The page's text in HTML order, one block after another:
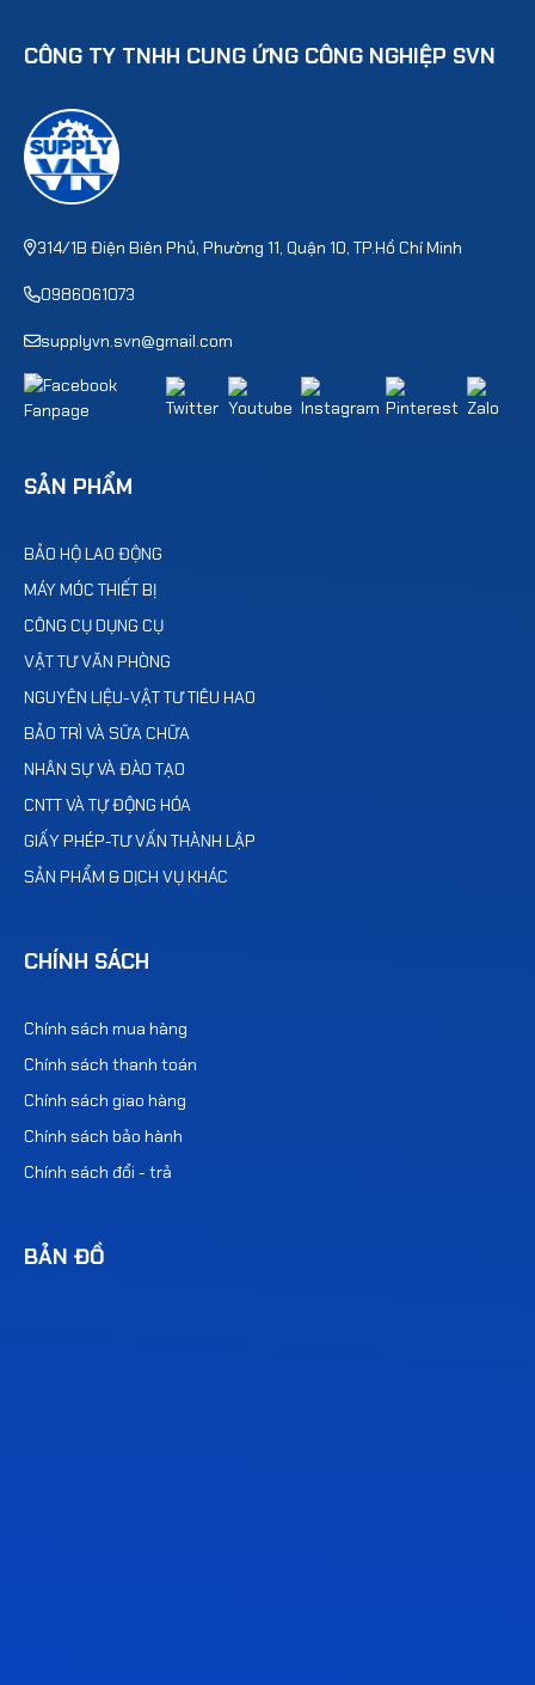
CÔNG TY TNHH CUNG ỨNG CÔNG NGHIỆP SVN
314/1B Điện Biên Phủ, Phường 11, Quận 10, TP.Hồ Chí Minh
0986061073
supplyvn.svn@gmail.com
SẢN PHẨM
BẢO HỘ LAO ĐỘNG
MÁY MÓC THIẾT BỊ
CÔNG CỤ DỤNG CỤ
VẬT TƯ VĂN PHÒNG
NGUYÊN LIỆU-VẬT TƯ TIÊU HAO
BẢO TRÌ VÀ SỮA CHỮA
NHÂN SỰ VÀ ĐÀO TẠO
CNTT VÀ TỰ ĐỘNG HÓA
GIẤY PHÉP-TƯ VẤN THÀNH LẬP
SẢN PHẨM & DỊCH VỤ KHÁC
CHÍNH SÁCH
Chính sách mua hàng
Chính sách thanh toán
Chính sách giao hàng
Chính sách bảo hành
Chính sách đổi - trả
BẢN ĐỒ